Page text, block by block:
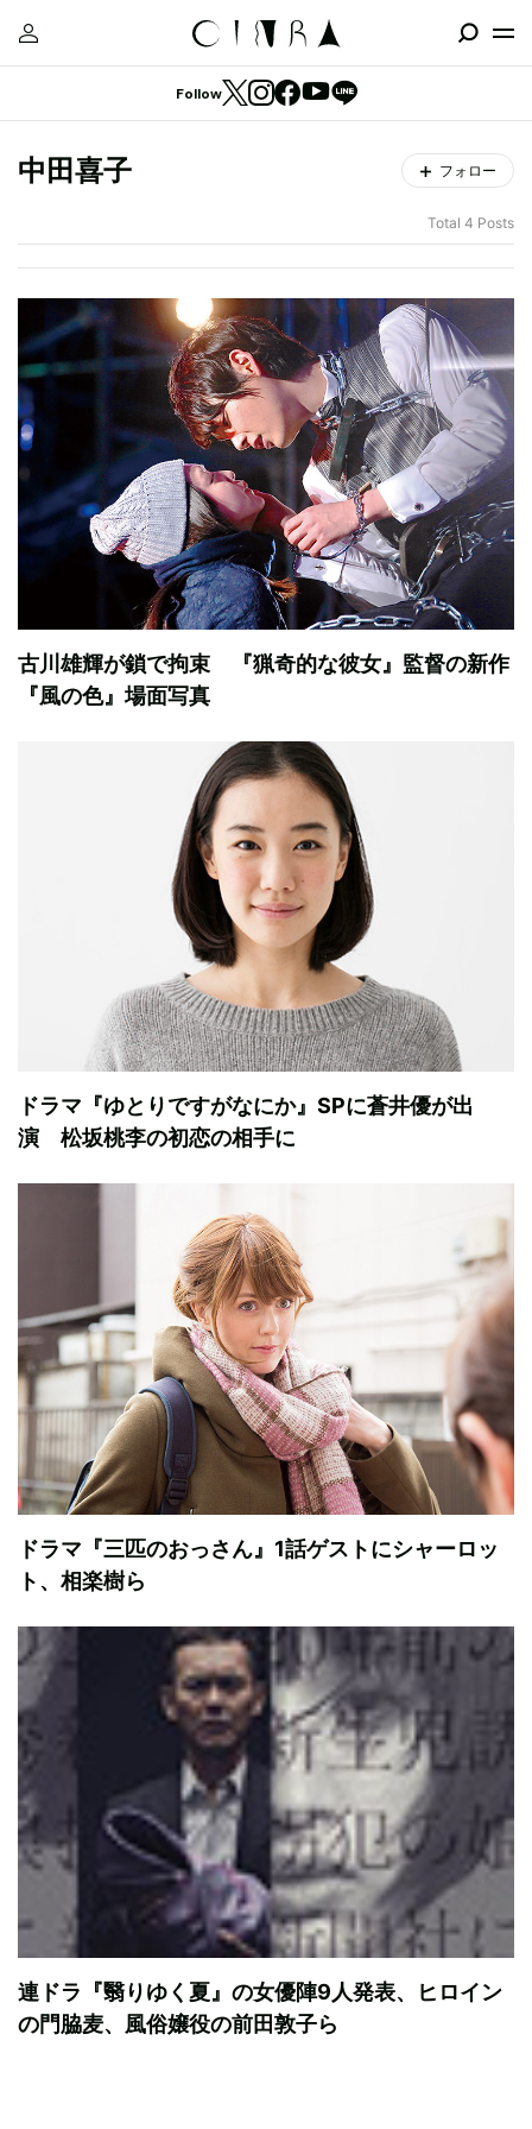
Follow
中田喜子 フォロー
Total 4 Posts
古川雄輝が鎖で拘束 『猟奇的な彼女』監督の新作
『風の色』場面写真
ドラマ『ゆとりですがなにか』SPに蒼井優が出
演 松坂桃李の初恋の相手に
ドラマ『三匹のおっさん』1話ゲストにシャーロッ
ト、相楽樹ら
連ドラ『翳りゆく夏』の女優陣9人発表、ヒロイン
の門脇麦、風俗嬢役の前田敦子ら